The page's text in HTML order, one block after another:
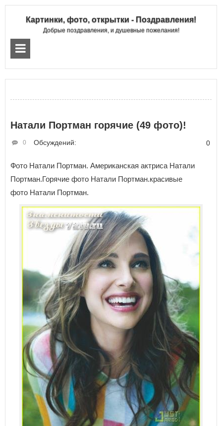
Картинки, фото, открытки - Поздравления!
Добрые поздравления, и душевные пожелания!
Натали Портман горячие (49 фото)!
Обсуждений:
0 0
Фото Натали Портман. Американская актриса Натали
Портман.Горячие фото Натали Портман.красивые
фото Натали Портман.